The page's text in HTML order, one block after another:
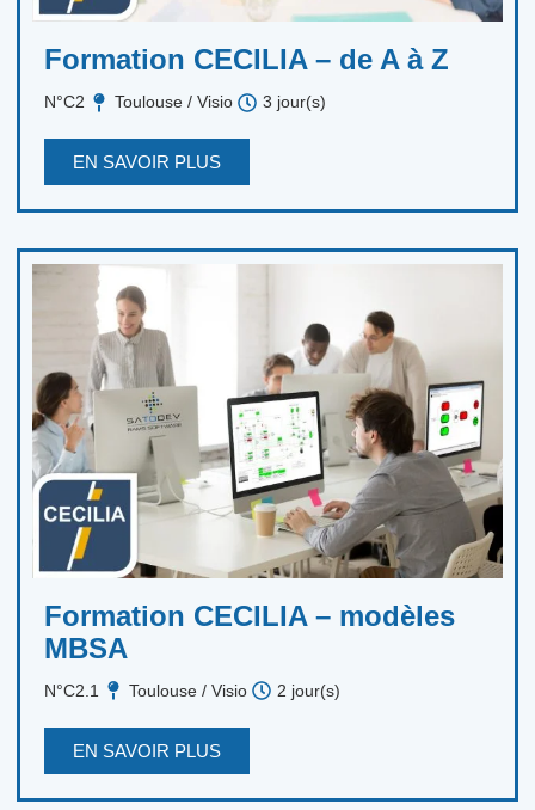
Formation CECILIA – de A à Z
N°C2 Toulouse / Visio 3 jour(s)
EN SAVOIR PLUS
Formation CECILIA – modèles
MBSA
N°C2.1 Toulouse / Visio 2 jour(s)
EN SAVOIR PLUS